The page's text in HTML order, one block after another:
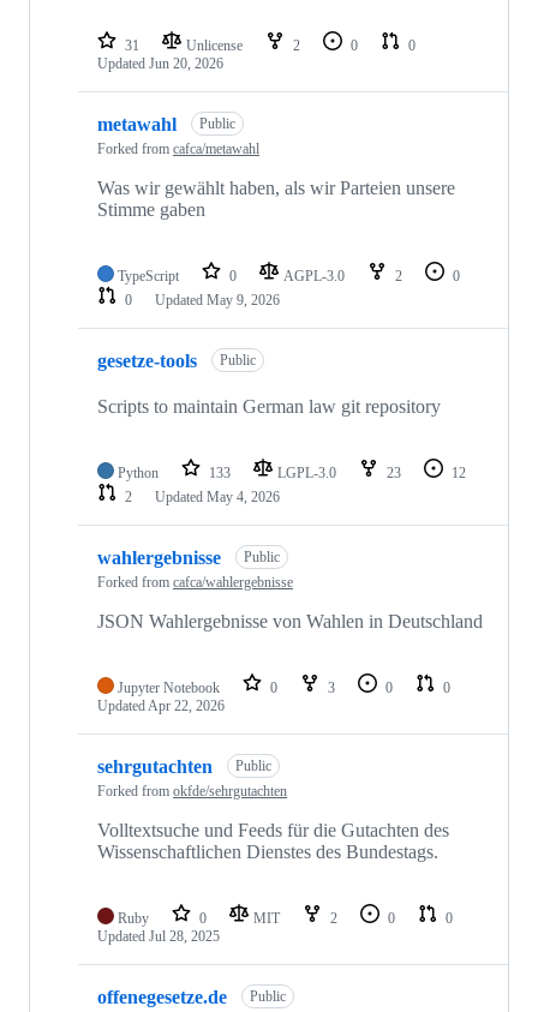
31 Unlicense 2 0
0
Updated Jun 20, 2026
metawahl
Public
Forked from cafca/metawahl
Was wir gewählt haben, als wir Parteien unsere
Stimme gaben
TypeScript 0 AGPL-3.0 2
0
0
Updated May 9, 2026
gesetze-tools Public
Scripts to maintain German law git repository
Python 133 LGPL-3.0 23
12
2
Updated May 4, 2026
wahlergebnisse
Public
Forked from cafca/wahlergebnisse
JSON Wahlergebnisse von Wahlen in Deutschland
Jupyter Notebook 0 3 0
0
UpdatedApr 22, 2026
sehrgutachten
Public
Forked from okfde/sehrgutachten
Volltextsuche und Feeds für die Gutachten des
Wissenschaftlichen Dienstes des Bundestags.
Ruby 0 MIT 2 0
0
Updated Jul 28, 2025
offenegesetze.de
Public